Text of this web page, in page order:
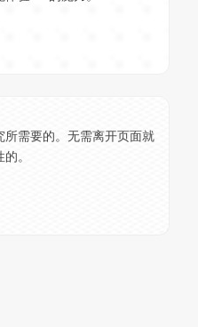
需要的。无需离开页面就
。